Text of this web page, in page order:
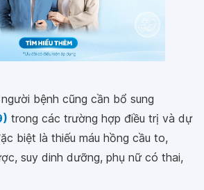
bệnh cũng cần bổ sung
trong các trường hợp điều trị và dự
biệt là thiếu máu hồng cầu to,
suy dinh dưỡng, phụ nữ có thai,